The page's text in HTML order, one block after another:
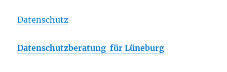
Datenschutz
Datenschutzberatung für Lüneburg